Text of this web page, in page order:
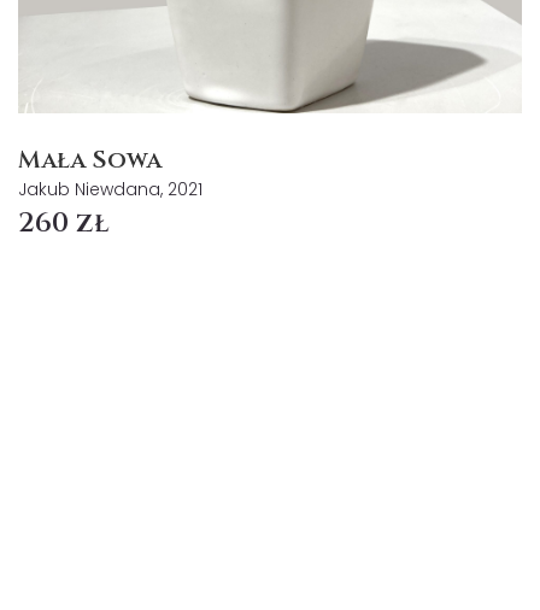
Mała Sowa
Jakub Niewdana, 2021
260 zł